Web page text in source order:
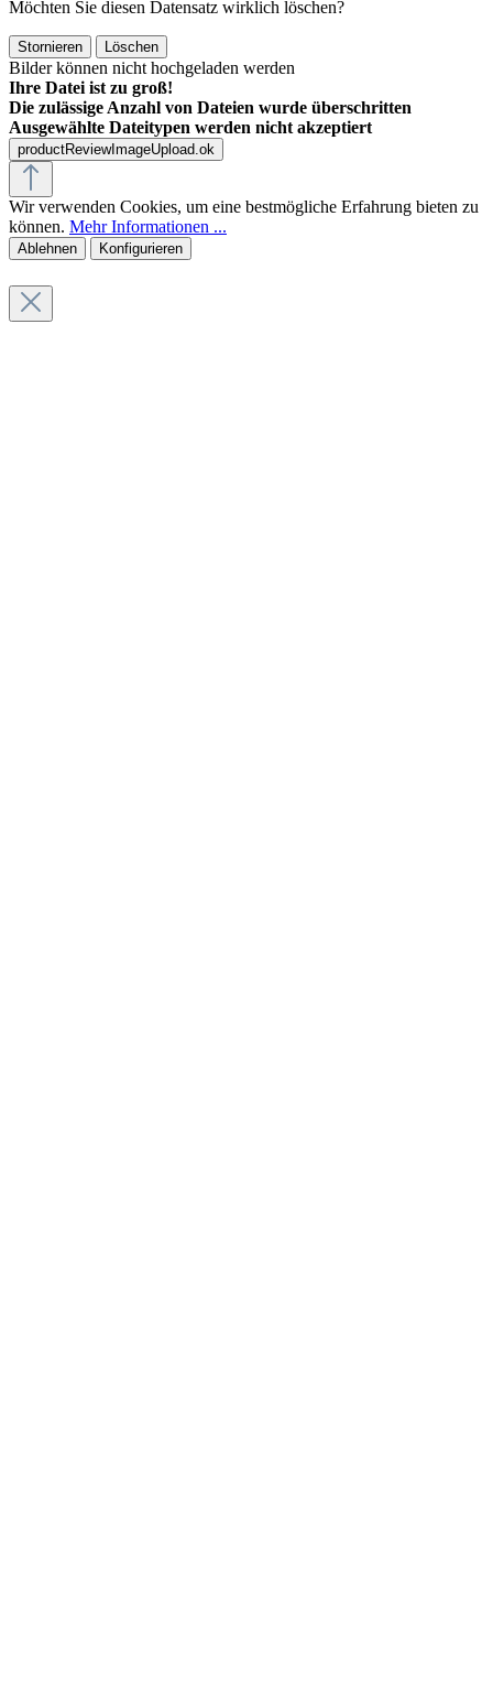
Möchten Sie diesen Datensatz wirklich löschen?
Stornieren Löschen
Bilder können nicht hochgeladen werden
Ihre Datei ist zu groß!
Die zulässige Anzahl von Dateien wurde überschritten
Ausgewählte Dateitypen werden nicht akzeptiert
productReviewImageUpload.ok
Wir verwenden Cookies, um eine bestmögliche Erfahrung bieten zu
können. Mehr Informationen ...
Ablehnen Konfigurieren